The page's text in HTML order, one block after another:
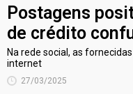
Postagens
de crédito
Na rede social, as
internet
27/03/2025